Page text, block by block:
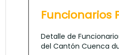
Funcionarios
Detalle de
del Cantón Cuenca